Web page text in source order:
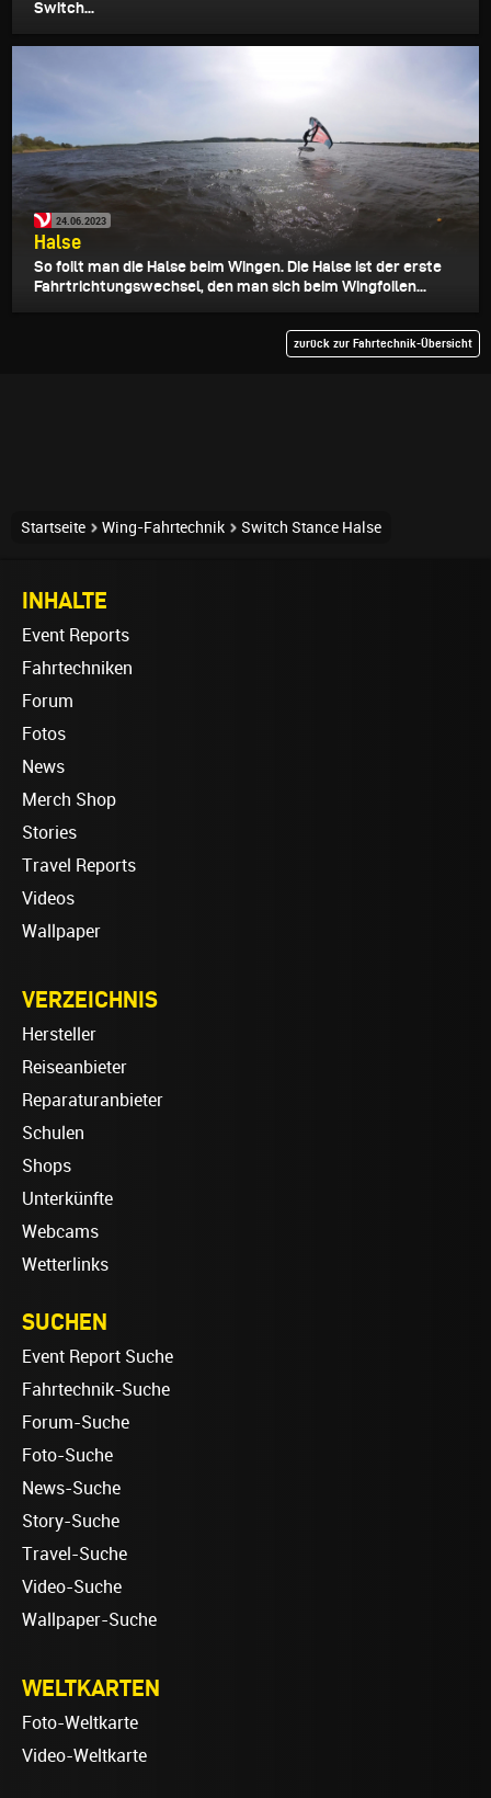
Switch...
24.06.2023
Halse
So foilt man die Halse beim Wingen. Die Halse ist der erste
Fahrtrichtungswechsel, den man sich beim Wingfoilen...
zurück zur Fahrtechnik-Übersicht
Startseite Wing-Fahrtechnik Switch Stance Halse
INHALTE
Event Reports
Fahrtechniken
Forum
Fotos
News
Merch Shop
Stories
Travel Reports
Videos
Wallpaper
VERZEICHNIS
Hersteller
Reiseanbieter
Reparaturanbieter
Schulen
Shops
Unterkünfte
Webcams
Wetterlinks
SUCHEN
Event Report Suche
Fahrtechnik-Suche
Forum-Suche
Foto-Suche
News-Suche
Story-Suche
Travel-Suche
Video-Suche
Wallpaper-Suche
WELTKARTEN
Foto-Weltkarte
Video-Weltkarte